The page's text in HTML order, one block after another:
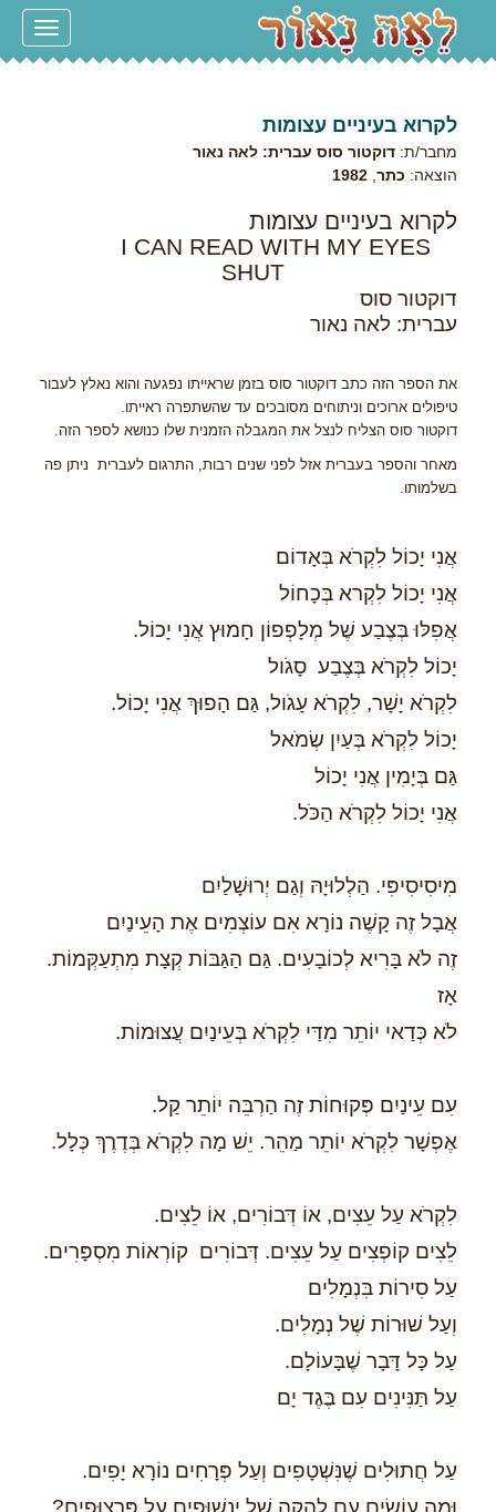
Toggle
לקרוא בעיניים עצומות
מחבר/ת: דוקטור סוס עברית: לאה נאור
הוצאה: כתר 1982
לקרוא בעיניים עצומות
I CAN READ WITH MY EYES
SHUT
דוקטור סוס
עברית: לאה נאור
את הספר הזה כתב דוקטור סוס בזמן שראייתו נפגעה והוא נאלץ לעבור
טיפולים ארוכים וניתוחים מסובכים עד שהשתפרה ראייתו.
דוקטור סוס הצליח לנצל את המגבלה הזמנית שלו כנושא לספר הזה.
מאחר והספר בעברית אזל לפני שנים רבות, התרגום לעברית ניתן פה
בשלמותו.
אֲנִי יָכוֹל לִקְרֹא בְּאָדוֹם
אֲנִי יָכוֹל לִקְרא בְּכָחוֹל
אֲפִלּוּ בְּצֶבַע שֶׁל מְלָפְפוֹן חָמוּץ אֲנִי יָכוֹל.
יָכוֹל לִקְרֹא בְּצֶבַע סָגֹול
לִקְרֹא יָשָׁר, לִקְרֹא עָגֹול, גַּם הָפוּךְ אֲנִי יָכוֹל.
יָכוֹל לִקְרֹא בְּעַיִן שְׂמֹאל
גַּם בְּיָמִין אֲנִי יָכוֹל
אֲנִי יָכוֹל לִקְרֹא הַכֹּל.
מִיסִיסִיפִּי. הַלְלוּיָהּ וְגַם יְרוּשָׁלַיִם
אֲבָל זֶה קָשֶׁה נוֹרָא אִם עוֹצְמִים אֶת הָעֵינַיִם
זֶה לֹא בָּרִיא לְכוֹבָעִים. גַּם הַגַּבּוֹת קְצָת מִתְעַקְּמוֹת.
אָז
לֹא כְּדַאי יוֹתֵר מִדַּי לִקְרֹא בְּעֵינַיִם עֲצוּמוֹת.
עִם עֵינַיִם פְּקוּחוֹת זֶה הַרְבֵּה יוֹתֵר קַל.
אֶפְשָׁר לִקְרֹא יוֹתֵר מַהֵר. יֵשׁ מָה לִקְרֹא בְּדֶרֶךְ כְּלָל.
לִקְרֹא עַל עֵצִים, אוֹ דְּבוֹרִים, אוֹ לֵצִים.
לֵצִים קוֹפְצִים עַל עֵצִים. דְּבוֹרִים קוֹרְאוֹת מִסְפָּרִים.
עַל סִירוֹת בִּנְמָלִים
וְעַל שׁוּרוֹת שֶׁל נְמָלִים.
עַל כָּל דָּבָר שֶׁבָּעוֹלָם.
עַל תַּנִּינִים עִם בֶּגֶד יָם
עַל חֲתוּלִים שֶׁנִּשְׁטָפִים וְעַל פְּרָחִים נוֹרָא יָפִים.
וּמָה עוֹשִׂים עִם לַהֲקָה שֶׁל יַנְשׁוּפִים עַל פַּרְצוּפִים?